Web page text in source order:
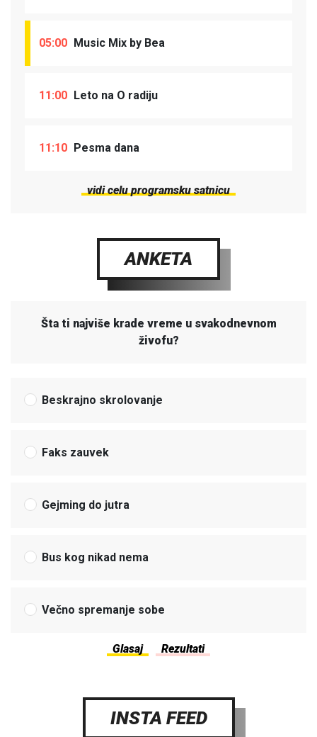
05:00 Music Mix by Bea
11:00 Leto na O radiju
11:10 Pesma dana
vidi celu programsku satnicu
ANKETA
Šta ti najviše krade vreme u svakodnevnom
živofu?
Beskrajno skrolovanje
Faks zauvek
Gejming do jutra
Bus kog nikad nema
Večno spremanje sobe
INSTA FEED